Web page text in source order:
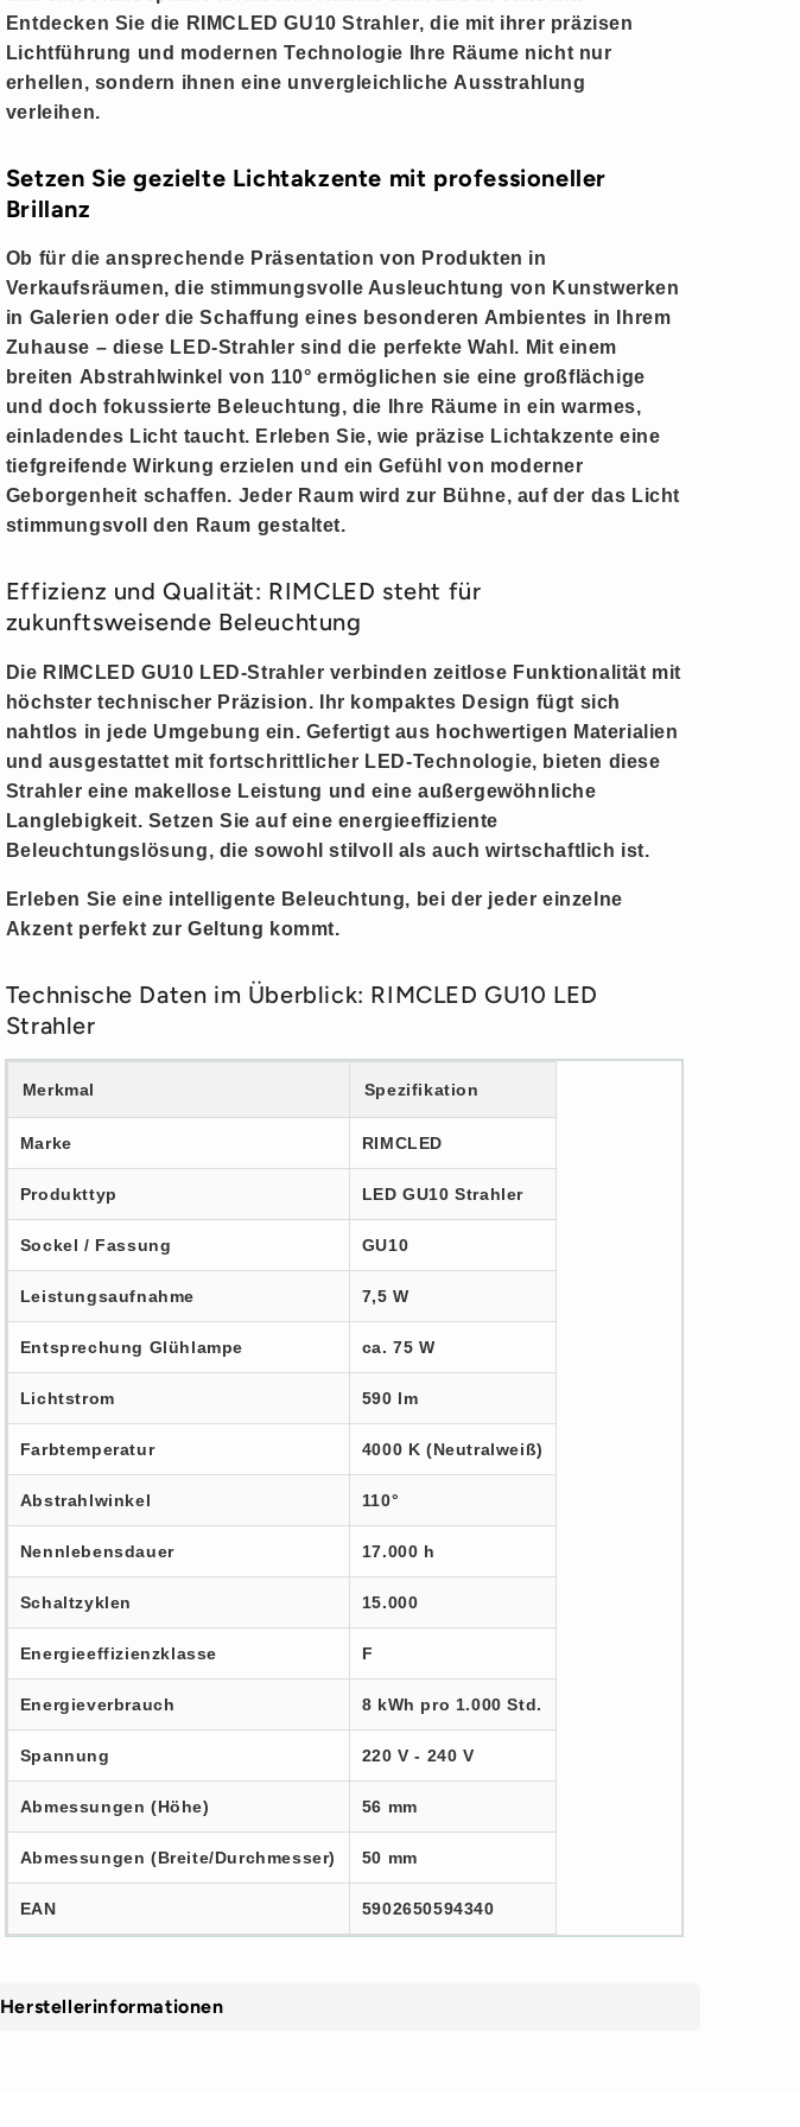
Entdecken Sie die RIMCLED GU10 Strahler, die mit ihrer präzisen
Lichtführung und modernen Technologie Ihre Räume nicht nur
erhellen, sondern ihnen eine unvergleichliche Ausstrahlung
verleihen.
Setzen Sie gezielte Lichtakzente mit professioneller
Brillanz
Ob für die ansprechende Präsentation von Produkten in
Verkaufsräumen, die stimmungsvolle Ausleuchtung von Kunstwerken
in Galerien oder die Schaffung eines besonderen Ambientes in Ihrem
Zuhause – diese LED-Strahler sind die perfekte Wahl. Mit einem
breiten Abstrahlwinkel von 110° ermöglichen sie eine großflächige
und doch fokussierte Beleuchtung, die Ihre Räume in ein warmes,
einladendes Licht taucht. Erleben Sie, wie präzise Lichtakzente eine
tiefgreifende Wirkung erzielen und ein Gefühl von moderner
Geborgenheit schaffen. Jeder Raum wird zur Bühne, auf der das Licht
stimmungsvoll den Raum gestaltet.
Effizienz und Qualität: RIMCLED steht für
zukunftsweisende Beleuchtung
Die RIMCLED GU10 LED-Strahler verbinden zeitlose Funktionalität mit
höchster technischer Präzision. Ihr kompaktes Design fügt sich
nahtlos in jede Umgebung ein. Gefertigt aus hochwertigen Materialien
und ausgestattet mit fortschrittlicher LED-Technologie, bieten diese
Strahler eine makellose Leistung und eine außergewöhnliche
Langlebigkeit. Setzen Sie auf eine energieeffiziente
Beleuchtungslösung, die sowohl stilvoll als auch wirtschaftlich ist.
Erleben Sie eine intelligente Beleuchtung, bei der jeder einzelne
Akzent perfekt zur Geltung kommt.
Technische Daten im Überblick: RIMCLED GU10 LED
Strahler
Merkmal Spezifikation
Marke RIMCLED
Produkttyp LED GU10 Strahler
Sockel / Fassung GU10
Leistungsaufnahme 7,5 W
Entsprechung Glühlampe ca. 75 W
Lichtstrom 590 lm
Farbtemperatur 4000 K (Neutralweiß)
Abstrahlwinkel 110°
Nennlebensdauer 17.000 h
Schaltzyklen 15.000
Energieeffizienzklasse F
Energieverbrauch 8 kWh pro 1.000 Std.
Spannung 220 V - 240 V
Abmessungen (Höhe) 56 mm
Abmessungen (Breite/Durchmesser) 50 mm
EAN 5902650594340
Herstellerinformationen